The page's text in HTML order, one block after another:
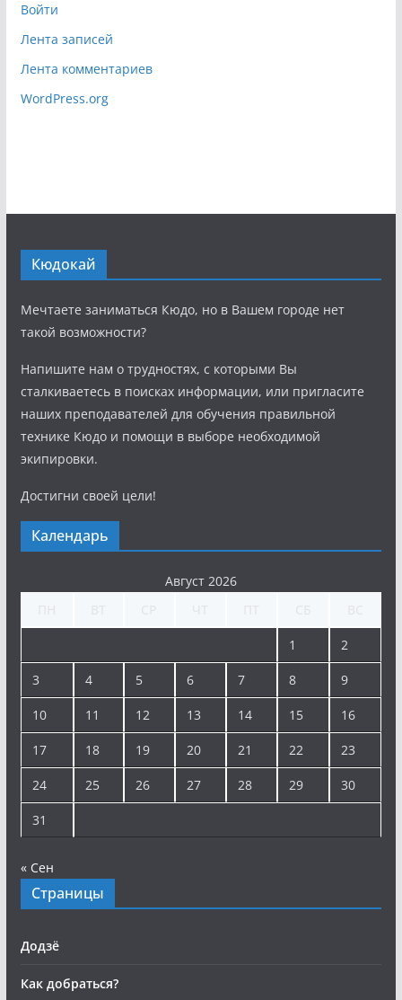
Войти
Лента записей
Лента комментариев
WordPress.org
Кюдокай
Мечтаете заниматься Кюдо, но в Вашем городе нет
такой возможности?
Напишите нам о трудностях, с которыми Вы
сталкиваетесь в поисках информации, или пригласите
наших преподавателей для обучения правильной
технике Кюдо и помощи в выборе необходимой
экипировки.
Достигни своей цели!
Календарь
Август 2026
1 2
3 4 5 6 7 8 9
10 11 12 13 14 15 16
17 18 19 20 21 22 23
24 25 26 27 28 29 30
31
« Сен
Страницы
Додзё
Как добраться?